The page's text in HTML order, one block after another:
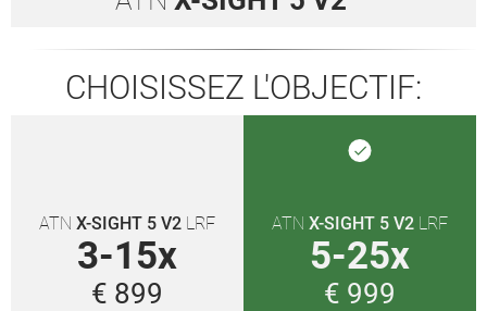
CHOISISSEZ L'OBJECTIF:
ATN X-SIGHT 5 V2 LRF
3-15x
€ 899
done
ATN X-SIGHT 5 V2 LRF
5-25x
€ 999